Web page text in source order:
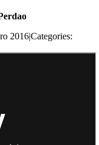
2016|Categories: